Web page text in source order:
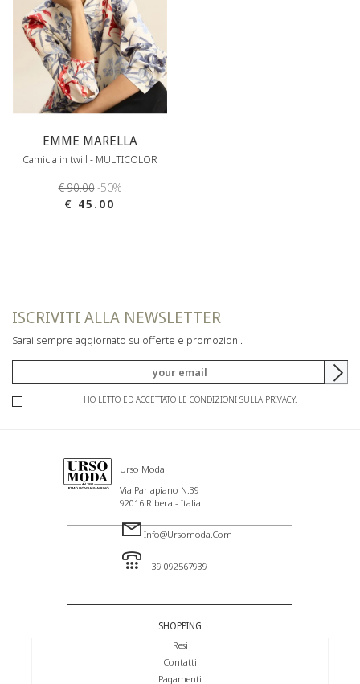
EMME MARELLA
Camicia in twill - MULTICOLOR
€ 90.00-50%
€ 45.00
ISCRIVITI ALLA NEWSLETTER
Sarai sempre aggiornato su offerte e promozioni.
HO LETTO ED ACCETTATO LE CONDIZIONI SULLA PRIVACY.
Urso Moda
Via Parlapiano N.39
92016 Ribera - Italia
Info@ursomoda.com
+39 092567939
SHOPPING
Resi
Contatti
Pagamenti